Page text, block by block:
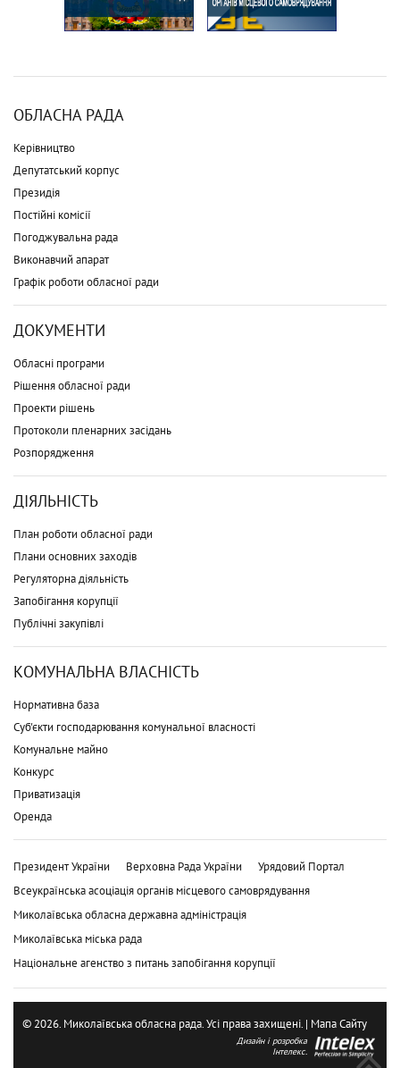
ОБЛАСНА РАДА
Керівництво
Депутатський корпус
Президія
Постійні комісії
Погоджувальна рада
Виконавчий апарат
Графік роботи обласної ради
ДОКУМЕНТИ
Обласні програми
Рішення обласної ради
Проекти рішень
Протоколи пленарних засідань
Розпорядження
ДІЯЛЬНІСТЬ
План роботи обласної ради
Плани основних заходів
Регуляторна діяльність
Запобігання корупції
Публічні закупівлі
КОМУНАЛЬНА ВЛАСНІСТЬ
Нормативна база
Суб'єкти господарювання комунальної власності
Комунальне майно
Конкурс
Приватизація
Оренда
Президент України Верховна Рада України
Урядовий Портал
Всеукраїнська асоціація органів місцевого самоврядування
Миколаївська обласна державна адміністрація
Миколаївська міська рада
Національне агенство з питань запобігання корупції
© 2026. Миколаївська обласна рада. Усі права захищені. | Мапа Сайту
Дизайн і розробка
Інтелекс.